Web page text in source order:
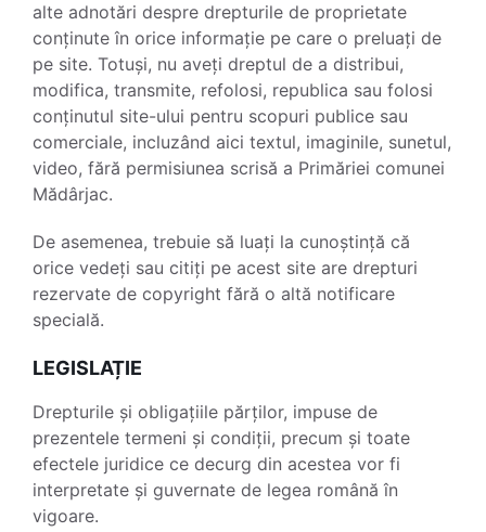
alte adnotări despre drepturile de proprietate
conținute în orice informație pe care o preluați de
pe site. Totuși, nu aveți dreptul de a distribui,
modifica, transmite, refolosi, republica sau folosi
conținutul site-ului pentru scopuri publice sau
comerciale, incluzând aici textul, imaginile, sunetul,
video, fără permisiunea scrisă a Primăriei comunei
Mădârjac.
De asemenea, trebuie să luați la cunoștință că
orice vedeți sau citiți pe acest site are drepturi
rezervate de copyright fără o altă notificare
specială.
LEGISLAȚIE
Drepturile și obligațiile părților, impuse de
prezentele termeni și condiții, precum și toate
efectele juridice ce decurg din acestea vor fi
interpretate și guvernate de legea română în
vigoare.